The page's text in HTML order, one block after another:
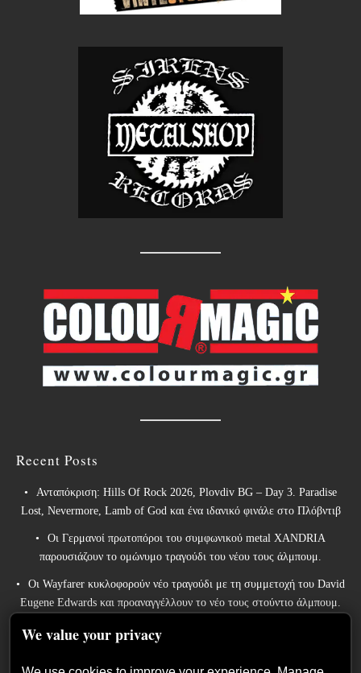
Recent Posts
Ανταπόκριση: Hills Of Rock 2026, Plovdiv BG – Day 3. Paradise
Lost, Nevermore, Lamb of God και ένα ιδανικό φινάλε στο Πλόβντιβ
Οι Γερμανοί πρωτοπόροι του συμφωνικού metal XANDRIA
παρουσιάζουν το ομώνυμο τραγούδι του νέου τους άλμπουμ.
Οι Wayfarer κυκλοφορούν νέο τραγούδι με τη συμμετοχή του David
Eugene Edwards και προαναγγέλλουν το νέο τους στούντιο άλμπουμ.
The Gathering: Η αέναη μεταμόρφωση των Ολλανδών πρωτοπόρων
We value your privacy